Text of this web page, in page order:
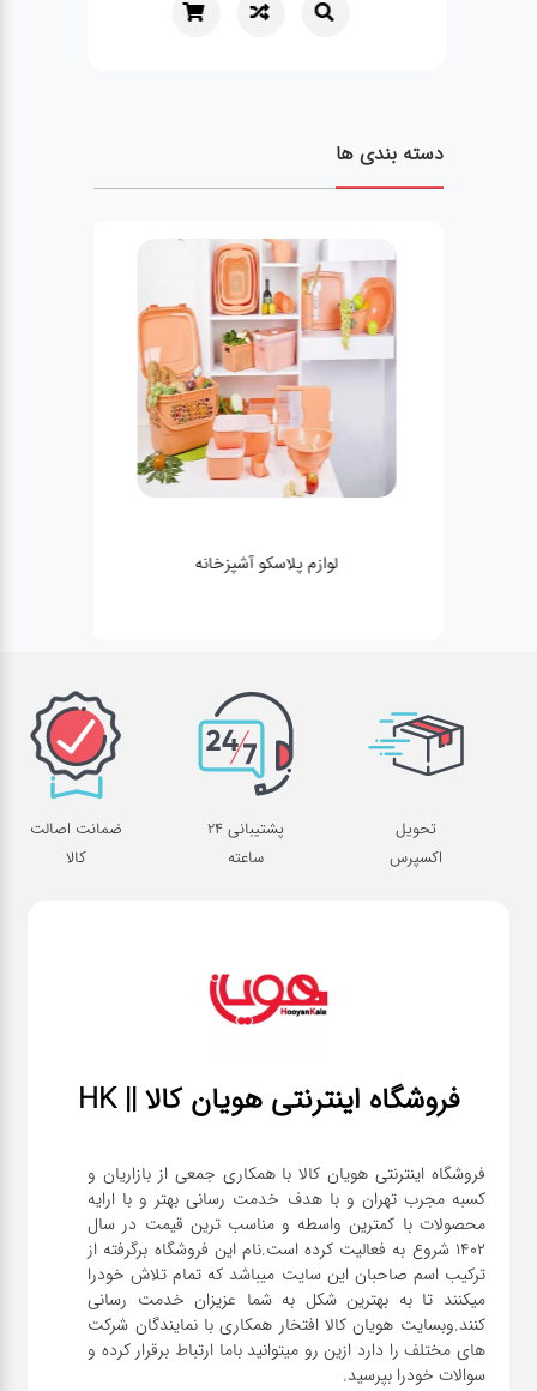
دسته بندی ها
لوازم پلاسکو آشپزخانه
تحویل
اکسپرس
پشتیبانی 24
ساعته
ضمانت اصالت
کالا
فروشگاه اینترنتی هویان کالا || HK
فروشگاه اینترنتی هویان کالا با همکاری جمعی از بازاریان و
کسبه مجرب تهران و با هدف خدمت رسانی بهتر و با ارایه
محصولات با کمترین واسطه و مناسب ترین قیمت در سال
1402 شروع به فعالیت کرده است.نام این فروشگاه برگرفته از
ترکیب اسم صاحبان این سایت میباشد که تمام تلاش خودرا
میکنند تا به بهترین شکل به شما عزیزان خدمت رسانی
کنند.وبسایت هویان کالا افتخار همکاری با نمایندگان شرکت
های مختلف را دارد ازین رو میتوانید باما ارتباط برقرار کرده و
سوالات خودرا بپرسید.